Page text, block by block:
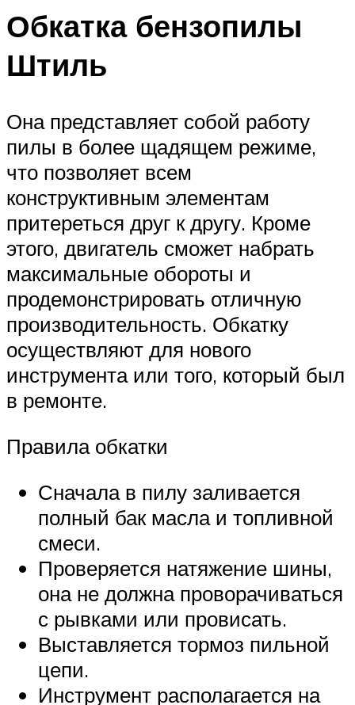
Обкатка бензопилы
Штиль
Она представляет собой работу
пилы в более щадящем режиме,
что позволяет всем
конструктивным элементам
притереться друг к другу. Кроме
этого, двигатель сможет набрать
максимальные обороты и
продемонстрировать отличную
производительность. Обкатку
осуществляют для нового
инструмента или того, который был
в ремонте.
Правила обкатки
Сначала в пилу заливается
полный бак масла и топливной
смеси.
Проверяется натяжение шины,
она не должна проворачиваться
с рывками или провисать.
Выставляется тормоз пильной
цепи.
Инструмент располагается на